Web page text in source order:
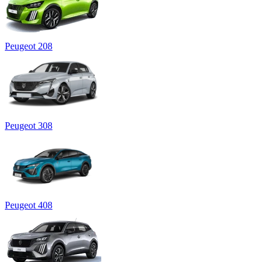
Peugeot 208
Peugeot 308
Peugeot 408